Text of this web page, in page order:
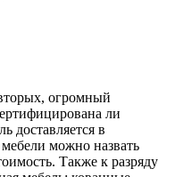
огромный
ли
доставляется в
можно назвать
Также к разряду